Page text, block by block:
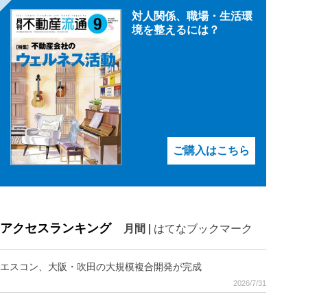
対人関係、職場・生活環
境を整えるには？
ご購入はこちら
アクセスランキング 月間 はてなブックマーク
エスコン、大阪・吹田の大規模複合開発が完成
2026/7/31